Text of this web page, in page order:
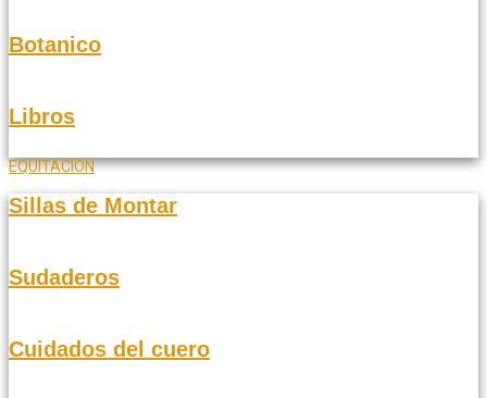
Botanico
Libros
EQUITACION
Sillas de Montar
Sudaderos
Cuidados del cuero